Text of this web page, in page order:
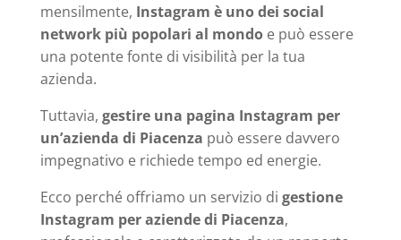
mensilmente, Instagram è uno dei social
network più popolari al mondoe può essere
una potente fonte di visibilità per la tua
azienda.
Tuttavia, gestire una pagina Instagram per
un’azienda di Piacenza può essere davvero
impegnativo e richiede tempo ed energie.
Ecco perché offriamo un servizio di gestione
Instagram per aziende di Piacenza,